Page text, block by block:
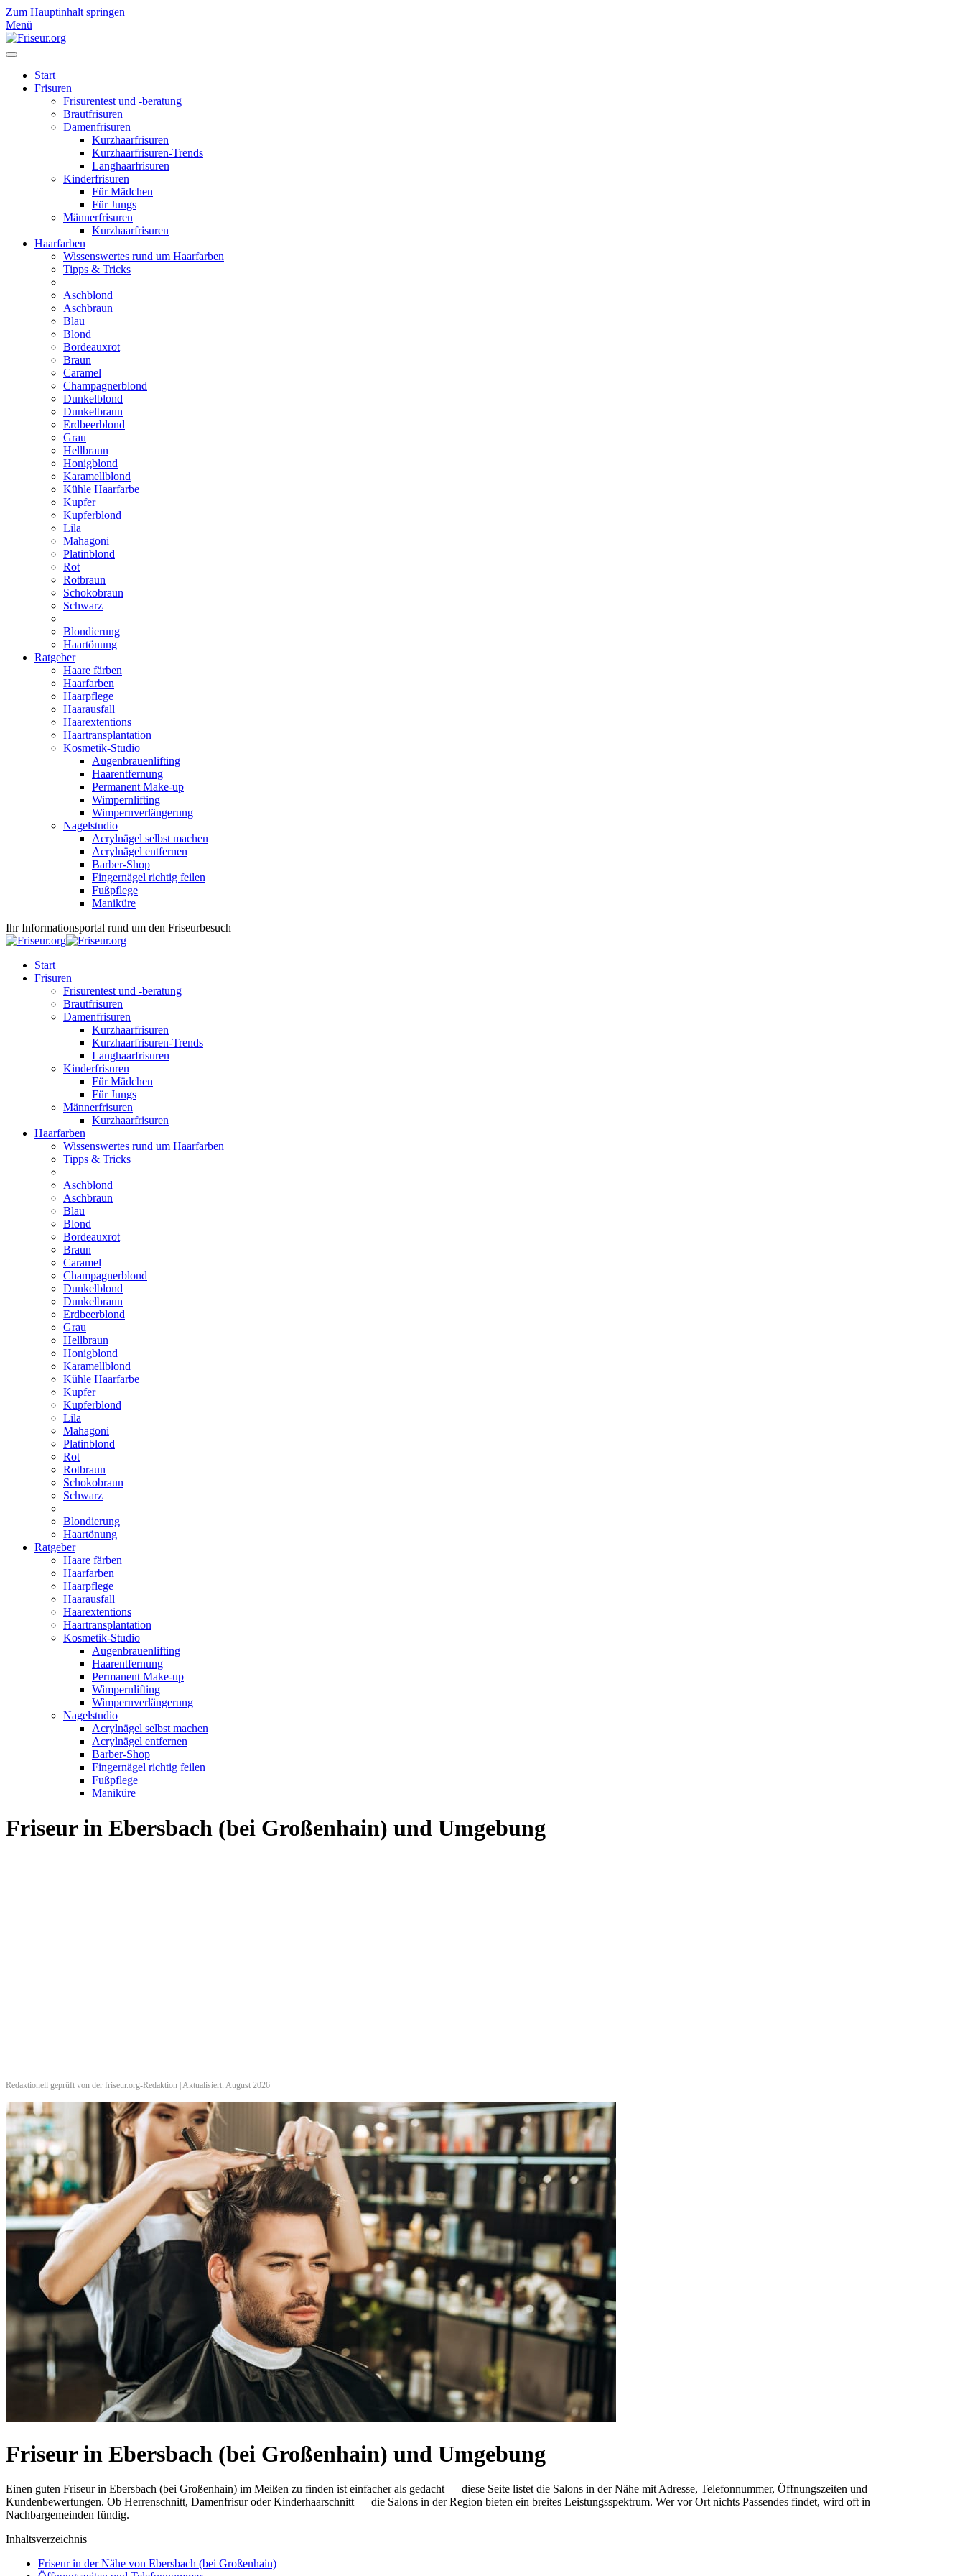
Zum Hauptinhalt springen
Menü
Start
Frisuren
Frisurentest und -beratung
Brautfrisuren
Damenfrisuren
Kurzhaarfrisuren
Kurzhaarfrisuren-Trends
Langhaarfrisuren
Kinderfrisuren
Für Mädchen
Für Jungs
Männerfrisuren
Kurzhaarfrisuren
Haarfarben
Wissenswertes rund um Haarfarben
Tipps & Tricks
Aschblond
Aschbraun
Blau
Blond
Bordeauxrot
Braun
Caramel
Champagnerblond
Dunkelblond
Dunkelbraun
Erdbeerblond
Grau
Hellbraun
Honigblond
Karamellblond
Kühle Haarfarbe
Kupfer
Kupferblond
Lila
Mahagoni
Platinblond
Rot
Rotbraun
Schokobraun
Schwarz
Blondierung
Haartönung
Ratgeber
Haare färben
Haarfarben
Haarpflege
Haarausfall
Haarextentions
Haartransplantation
Kosmetik-Studio
Augenbrauenlifting
Haarentfernung
Permanent Make-up
Wimpernlifting
Wimpernverlängerung
Nagelstudio
Acrylnägel selbst machen
Acrylnägel entfernen
Barber-Shop
Fingernägel richtig feilen
Fußpflege
Maniküre
Ihr Informationsportal rund um den Friseurbesuch
Start
Frisuren
Frisurentest und -beratung
Brautfrisuren
Damenfrisuren
Kurzhaarfrisuren
Kurzhaarfrisuren-Trends
Langhaarfrisuren
Kinderfrisuren
Für Mädchen
Für Jungs
Männerfrisuren
Kurzhaarfrisuren
Haarfarben
Wissenswertes rund um Haarfarben
Tipps & Tricks
Aschblond
Aschbraun
Blau
Blond
Bordeauxrot
Braun
Caramel
Champagnerblond
Dunkelblond
Dunkelbraun
Erdbeerblond
Grau
Hellbraun
Honigblond
Karamellblond
Kühle Haarfarbe
Kupfer
Kupferblond
Lila
Mahagoni
Platinblond
Rot
Rotbraun
Schokobraun
Schwarz
Blondierung
Haartönung
Ratgeber
Haare färben
Haarfarben
Haarpflege
Haarausfall
Haarextentions
Haartransplantation
Kosmetik-Studio
Augenbrauenlifting
Haarentfernung
Permanent Make-up
Wimpernlifting
Wimpernverlängerung
Nagelstudio
Acrylnägel selbst machen
Acrylnägel entfernen
Barber-Shop
Fingernägel richtig feilen
Fußpflege
Maniküre
Friseur in Ebersbach (bei Großenhain) und Umgebung
Redaktionell geprüft von der friseur.org-Redaktion | Aktualisiert: August 2026
Friseur in Ebersbach (bei Großenhain) und Umgebung
Einen guten Friseur in Ebersbach (bei Großenhain) im Meißen zu finden ist einfacher als gedacht — diese Seite listet die Salons in der Nähe mit Adresse, Telefonnummer, Öffnungszeiten und
Kundenbewertungen. Ob Herrenschnitt, Damenfrisur oder Kinderhaarschnitt — die Salons in der Region bieten ein breites Leistungsspektrum. Wer vor Ort nichts Passendes findet, wird oft in
Nachbargemeinden fündig.
Inhaltsverzeichnis
Friseur in der Nähe von Ebersbach (bei Großenhain)